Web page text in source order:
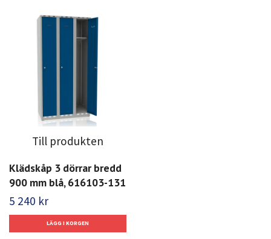
Till produkten
Klädskåp 3 dörrar bredd
900 mm blå, 616103-131
5 240 kr